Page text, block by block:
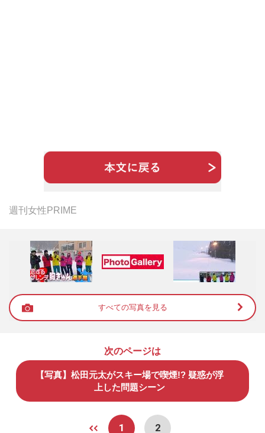
週刊女性PRIME
すべての写真を見る
次のページは
【写真】松田元太がスキー場で喫煙!? 疑惑が浮
上した問題シーン
1 2